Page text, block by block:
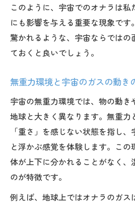
宇宙で身長が伸びる仕
知る
宇宙空間で起きる身体の
宇宙の無重力が人間の健
考察
宇宙から地球に戻った
は
宇宙が好きな人へのおすす
め
宇宙好きに贈る実用的な
コツ
このように、宇宙でのオナラは
にも影響を与える重要な現象です
驚かれるような、宇宙ならではの
ておくと良いでしょう。
無重力環境と宇宙のガスの動き
宇宙の無重力環境では、物の動
地球と大きく異なります。無重力
「重さ」を感じない状態を指し
と浮かぶ感覚を体験します。こ
体が上下に分かれることがなく、
のが特徴です。
例えば、地球上ではオナラのガス